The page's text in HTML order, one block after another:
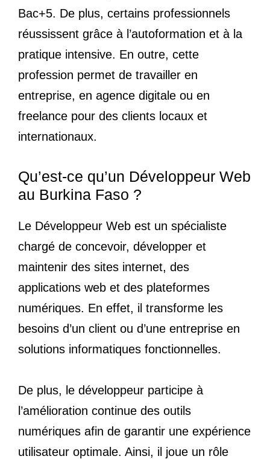
Bac+5. De plus, certains professionnels
réussissent grâce à l’autoformation et à la
pratique intensive. En outre, cette
profession permet de travailler en
entreprise, en agence digitale ou en
freelance pour des clients locaux et
internationaux.
Qu’est-ce qu’un Développeur Web
au Burkina Faso ?
Le Développeur Web est un spécialiste
chargé de concevoir, développer et
maintenir des sites internet, des
applications web et des plateformes
numériques. En effet, il transforme les
besoins d’un client ou d’une entreprise en
solutions informatiques fonctionnelles.
De plus, le développeur participe à
l’amélioration continue des outils
numériques afin de garantir une expérience
utilisateur optimale. Ainsi, il joue un rôle